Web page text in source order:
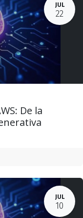
JUL
22
De la
JUL
10